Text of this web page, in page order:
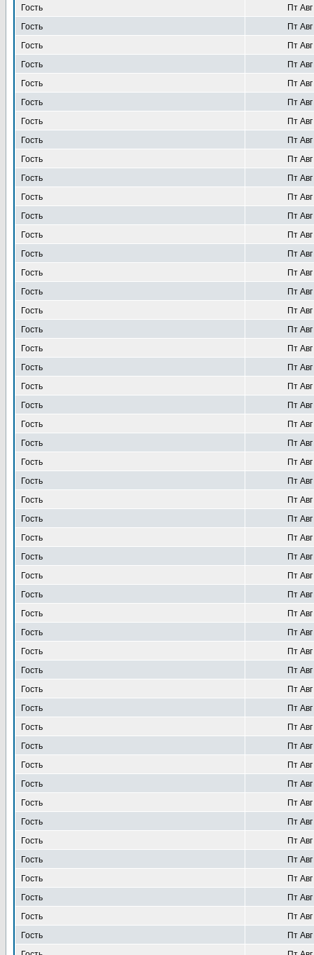
Гость
Пт
Гость
Пт
Гость
Пт
Гость
Пт
Гость
Пт
Гость
Пт
Гость
Пт
Гость
Пт
Гость
Пт
Гость
Пт
Гость
Пт
Гость
Пт
Гость
Пт
Гость
Пт
Гость
Пт
Гость
Пт
Гость
Пт
Гость
Пт
Гость
Пт
Гость
Пт
Гость
Пт
Гость
Пт
Гость
Пт
Гость
Пт
Гость
Пт
Гость
Пт
Гость
Пт
Гость
Пт
Гость
Пт
Гость
Пт
Гость
Пт
Гость
Пт
Гость
Пт
Гость
Пт
Гость
Пт
Гость
Пт
Гость
Пт
Гость
Пт
Гость
Пт
Гость
Пт
Гость
Пт
Гость
Пт
Гость
Пт
Гость
Пт
Гость
Пт
Гость
Пт
Гость
Пт
Гость
Пт
Гость
Пт
Гость
Пт